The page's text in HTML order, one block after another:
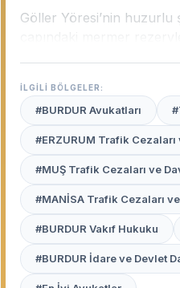
Göller Yöresi’nin
ekonomik yapısı; maden
uyuşmazlıklarından iş
tarımsal arazi
geniş bir sahada yerel
uzman avukatları, şehrin
yerel yönetim pratiklerini
Adliyeleri’ndeki işleyişi
Avukat Burada
özellikle ticari hacmi
olmak üzere tüm
İLGİLİ BÖLGELER:
#BURDUR Avukatları
#ERZURUM Trafik Cezaları
#MUŞ Trafik Cezaları ve
#MANİSA Trafik Cezaları
#BURDUR Vakıf Hukuku
#BURDUR İdare ve Devlet